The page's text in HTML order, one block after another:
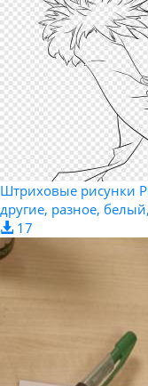
Штриховые рисунки
другие, разное,
17